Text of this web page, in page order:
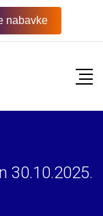
nabavke
30.10.2025.